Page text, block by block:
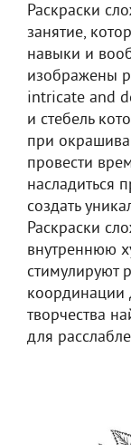
Раскраски
занятие,
навыки и
изображены
intricate and
и стебель
при
провести
насладиться
создать
Раскраски
внутреннюю
стимулируют
координации
творчества
для